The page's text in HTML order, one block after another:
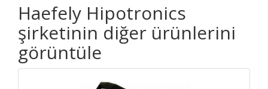
Haefely Hipotronics
şirketinin diğer ürünlerini
görüntüle